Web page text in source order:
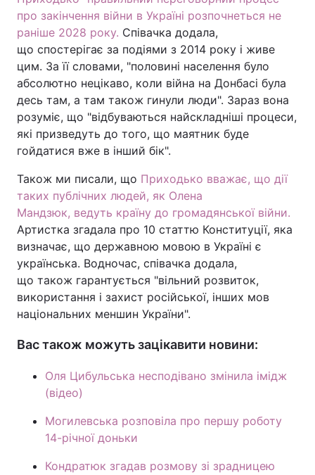
про закінчення війни в Україні розпочнеться не
раніше 2028 року. Співачка додала,
що спостерігає за подіями з 2014 року і живе
цим. За її словами, "половині населення було
абсолютно нецікаво, коли війна на Донбасі була
десь там, а там також гинули люди". Зараз вона
розуміє, що "відбуваються найскладніші процеси,
які призведуть до того, що маятник буде
гойдатися вже в інший бік".
Також ми писали, що Приходько вважає, що дії
таких публічних людей, як Олена
Мандзюк, ведуть країну до громадянської війни.
Артистка згадала про 10 статтю Конституції, яка
визначає, що державною мовою в Україні є
українська. Водночас, співачка додала,
що також гарантується "вільний розвиток,
використання і захист російської, інших мов
національних меншин України".
Вас також можуть зацікавити новини:
Оля Цибульська несподівано змінила імідж
(відео)
Могилевська розповіла про першу роботу
14-річної доньки
Кондратюк згадав розмову зі зрадницею